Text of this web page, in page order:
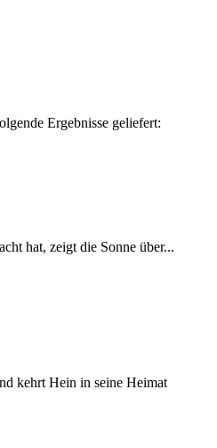
Ergebnisse geliefert:
hat, zeigt die Sonne über...
kehrt Hein in seine Heimat